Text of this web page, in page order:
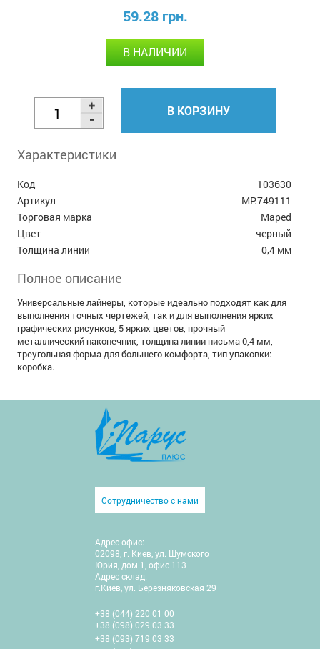
59.28 грн.
В НАЛИЧИИ
В КОРЗИНУ
Характеристики
Код
103630
Артикул
MP.749111
Торговая марка
Maped
Цвет
черный
Толщина линии
0,4 мм
Полное описание
Универсальные лайнеры, которые идеально подходят как для
выполнения точных чертежей, так и для выполнения ярких
графических рисунков, 5 ярких цветов, прочный
металлический наконечник, толщина линии письма 0,4 мм,
треугольная форма для большего комфорта, тип упаковки:
коробка.
Сотрудничество с нами
Адрес офис:
02098, г. Киев, ул. Шумского
Юрия, дом.1, офис 113
Адрес склад:
г.Киев, ул. Березняковская 29
+38 (044) 220 01 00
+38 (098) 029 03 33
+38 (093) 719 03 33